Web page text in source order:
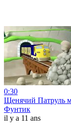
0:30
Щенячий Патруль
Фунтик
il y a 11 ans